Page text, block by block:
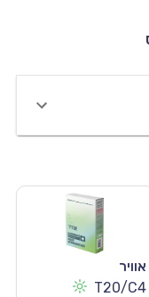
אוויר
T20/C4